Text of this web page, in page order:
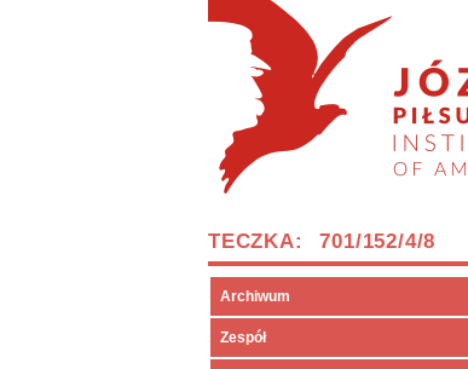
TECZKA: 701/152/4/8
Archiwum
Zespół